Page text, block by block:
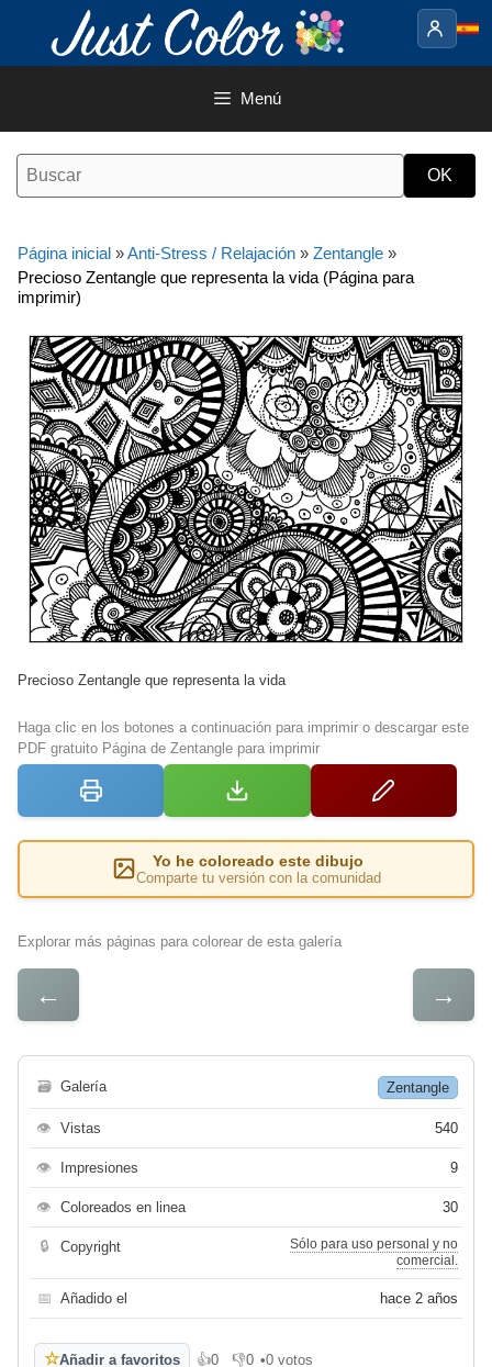
contenido
Menú
Página inicial »Anti-Stress / Relajación » Zentangle »
Precioso Zentangle que representa la vida (Página para
imprimir)
Precioso Zentangle que representa la vida
Haga clic en los botones a continuación para imprimir o descargar este
PDF gratuito Página de Zentangle para imprimir
Yo he coloreado este dibujo
Comparte tu versión con la comunidad
Explorar más páginas para colorear de esta galería
← →
🗃 Galería Zentangle
👁 Vistas 540
👁 Impresiones 9
👁 Coloreados en linea 30
🔒 Copyright
Sólo para uso personal y no
comercial.
📅 Añadido el hace 2 años
☆Añadir a favoritos 👍0 👎0 •0 votos